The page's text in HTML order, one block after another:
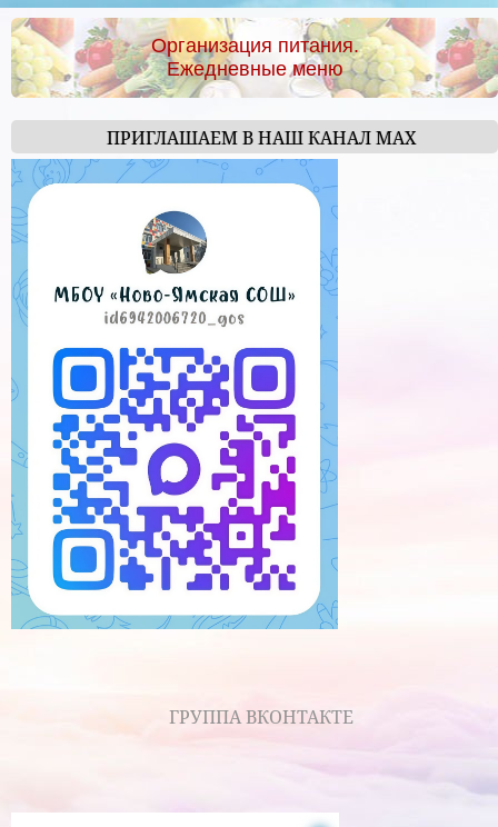
Организация питания.
Ежедневные меню
ПРИГЛАШАЕМ В НАШ КАНАЛ МАХ
ГРУППА ВКОНТАКТЕ